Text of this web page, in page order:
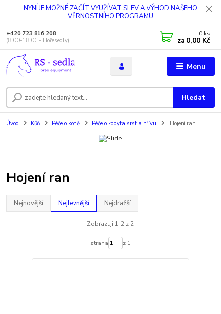
NYNÍ JE MOŽNÉ ZAČÍT VYUŽÍVAT SLEV A VÝHOD NAŠEHO
VĚRNOSTNÍHO PROGRAMU
Menu
Hledat
+420 723 816 208
(8.00-18.00 - Hořesedly)
0 ks
za 0,00 Kč
Úvod Kůň Péče o koně Péče o kopyta,srst a hřívu Hojení ran
Hojení ran
Nejnovější Nejlevnější Nejdražší
Zobrazuji 1-2 z 2
strana z 1